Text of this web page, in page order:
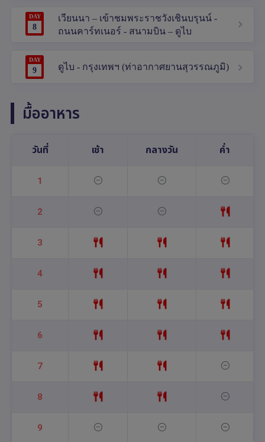
DAY
8
เวียนนา – เข้าชมพระราชวังเชินบรุนน์ -
ถนนคาร์ทเนอร์ - สนามบิน – ดูไบ
DAY
9 ดูไบ - กรุงเทพฯ (ท่าอากาศยานสุวรรณภูมิ)
มื้ออาหาร
วันที่ เช้า กลางวัน ค่ำ
1
2
3
4
5
6
7
8
9